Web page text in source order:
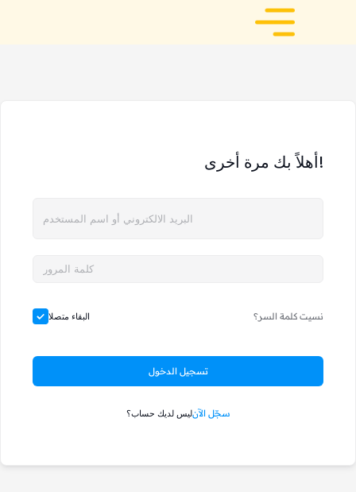
أهلاً بك مرة أخرى!
البقاء متصلا نسيت كلمة السر؟
تسجيل الدخول
ليس لديك حساب؟سجّل الآن